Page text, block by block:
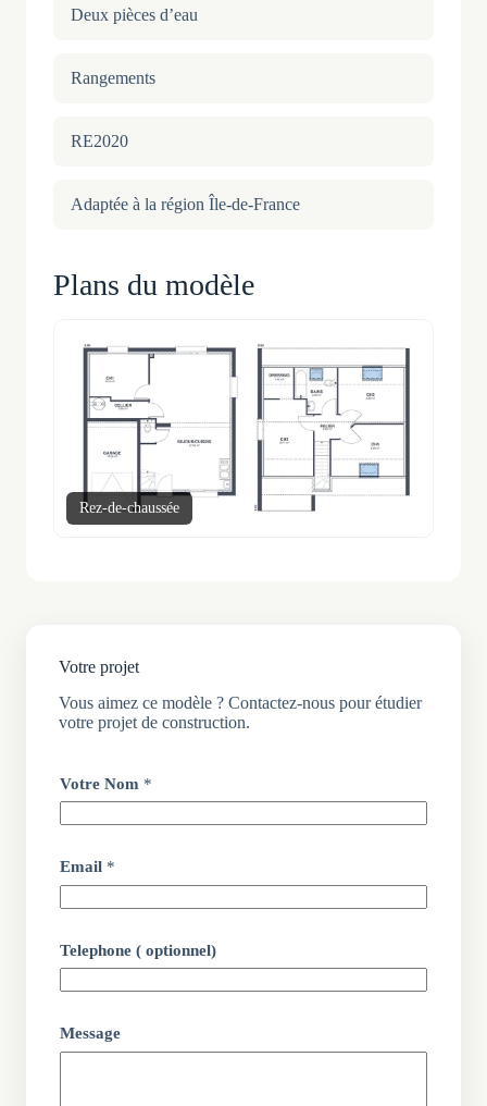
Deux pièces d’eau
Rangements
RE2020
Adaptée à la région Île-de-France
Plans du modèle
Rez-de-chaussée
Votre projet
Vous aimez ce modèle ? Contactez-nous pour étudier
votre projet de construction.
Votre Nom *
Email *
Telephone ( optionnel)
Message